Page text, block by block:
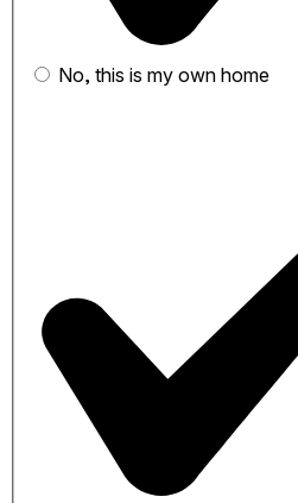
No, this is my own home